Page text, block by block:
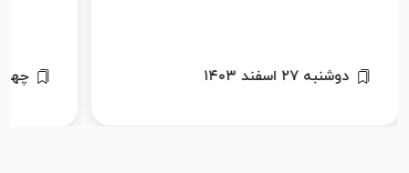
دوشنبه ۲۷ اسفند ۱۴۰۳